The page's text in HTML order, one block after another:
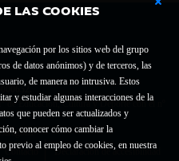
LAS COOKIES
por los sitios web del grupo
de datos anónimos) y de terceros, las
de manera no intrusiva. Estos
y estudiar algunas interacciones de la
que pueden ser actualizados y
conocer cómo cambiar la
previo al empleo de cookies, en nuestra
de Educación, Cultura y Deporte con el nº
Contacto
Declaración de accesibilidad